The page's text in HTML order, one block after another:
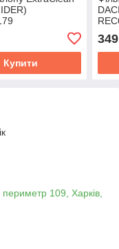
Купити
349
109, Харків,